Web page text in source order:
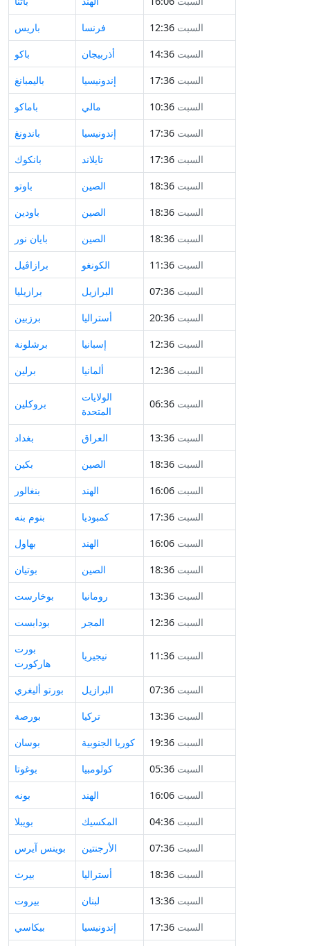
باريس
فرنسا السبت 12:36
باكو
أذربيجان السبت 14:36
باليمبانغ
إندونيسيا السبت 17:36
باماكو
مالي السبت 10:36
باندونغ
إندونيسيا السبت 17:36
بانكوك
تايلاند السبت 17:36
باوتو
الصين السبت 18:36
باودين
الصين السبت 18:36
بايان نور
الصين السبت 18:36
برازاڤيل
الكونغو السبت 11:36
برازيليا
البرازيل السبت 07:36
برزبين
أستراليا السبت 20:36
برشلونة
إسبانيا السبت 12:36
برلين
ألمانيا السبت 12:36
بروكلين
الولايات
المتحدة
السبت 06:36
بغداد العراق السبت 13:36
بكين
الصين السبت 18:36
بنغالور
الهند السبت 16:06
بنوم بنه
كمبوديا السبت 17:36
بهاول
الهند السبت 16:06
بوتيان
الصين السبت 18:36
بوخارست
رومانيا السبت 13:36
بودابست
المجر السبت 12:36
بورت
هاركورت
نيجيريا السبت 11:36
بورتو أليغري البرازيل السبت 07:36
بورصة
تركيا السبت 13:36
بوسان
كوريا الجنوبية السبت 19:36
بوغوتا
كولومبيا السبت 05:36
بونه
الهند السبت 16:06
بويبلا
المكسيك السبت 04:36
بوينس آيرس
الأرجنتين السبت 07:36
بيرث
أستراليا السبت 18:36
بيروت
لبنان السبت 13:36
بيكاسي
إندونيسيا السبت 17:36